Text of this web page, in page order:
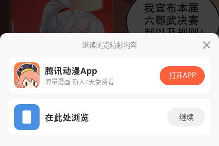
App免费看
继续浏览精彩内容
腾讯动漫App
海量漫画 新人7天免费看
打开APP
在此处浏览 继续